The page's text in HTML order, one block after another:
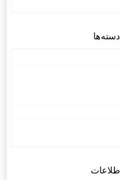
دسته‌ها
اطلاعات